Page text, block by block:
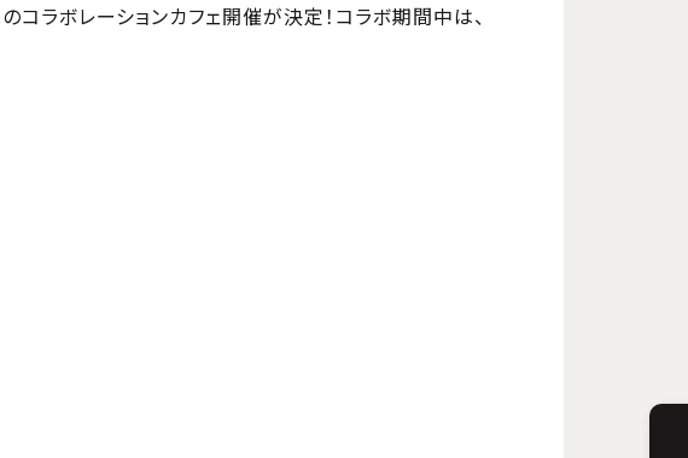
コラボレーションカフェ開催が決定！コラボ期間中は、